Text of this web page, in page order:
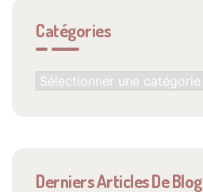
Catégories
Derniers Articles De Blog